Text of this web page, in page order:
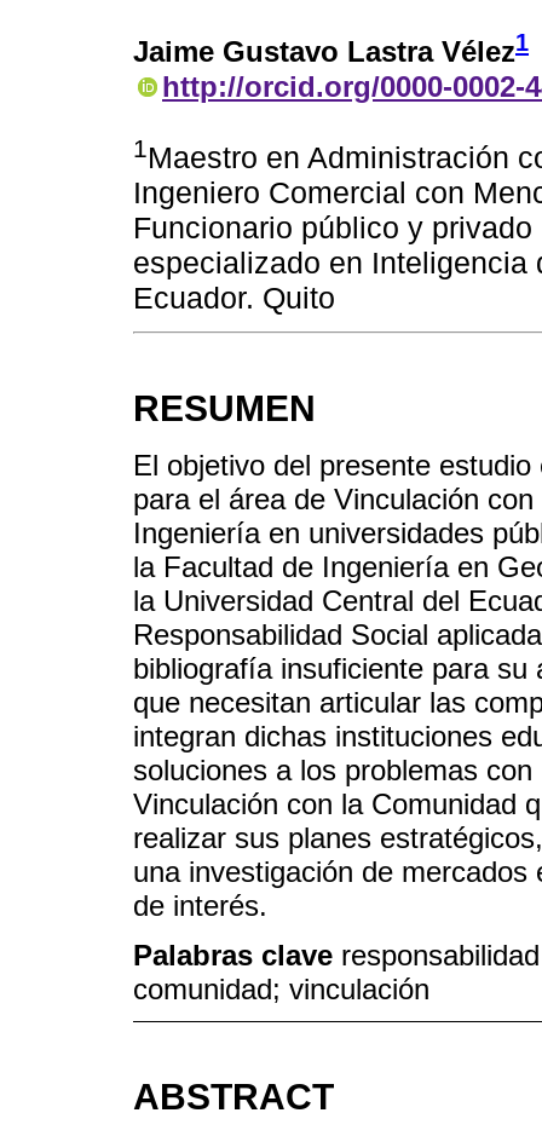
Jaime Gustavo Lastra Vélez1
http://orcid.org/0000-0002-
1 Maestro en Administración
Ingeniero Comercial con
Funcionario público y
especializado en Inteligencia
Ecuador. Quito
RESUMEN
El objetivo del presente
para el área de Vinculación
Ingeniería en universidades
la Facultad de Ingeniería en
la Universidad Central del
Responsabilidad Social
bibliografía insuficiente para
que necesitan articular las
integran dichas instituciones
soluciones a los problemas
Vinculación con la Comunidad
realizar sus planes
una investigación de
de interés.
Palabras clave
comunidad; vinculación
ABSTRACT